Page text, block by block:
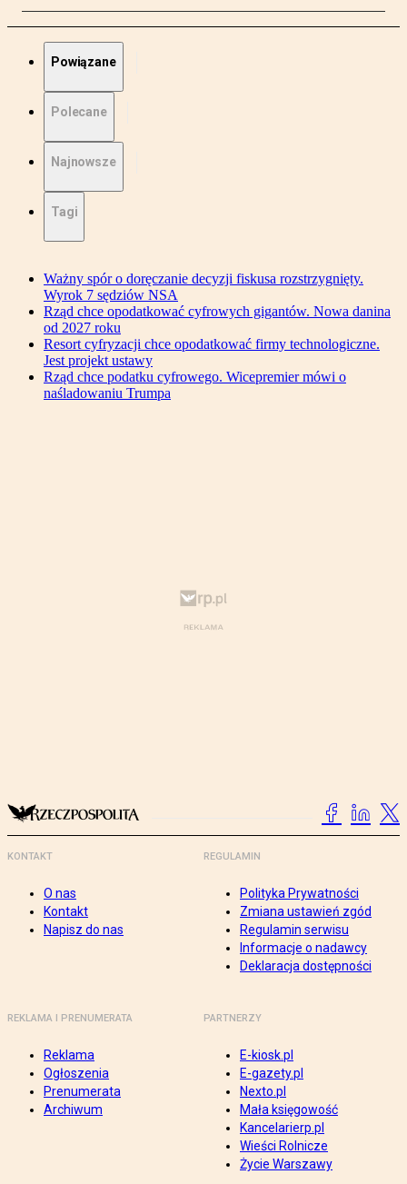
Powiązane
Polecane
Najnowsze
Tagi
Ważny spór o doręczanie decyzji fiskusa rozstrzygnięty.
Wyrok 7 sędziów NSA
Rząd chce opodatkować cyfrowych gigantów. Nowa danina
od 2027 roku
Resort cyfryzacji chce opodatkować firmy technologiczne.
Jest projekt ustawy
Rząd chce podatku cyfrowego. Wicepremier mówi o
naśladowaniu Trumpa
KONTAKT
O nas
Kontakt
Napisz do nas
REGULAMIN
Polityka Prywatności
Zmiana ustawień zgód
Regulamin serwisu
Informacje o nadawcy
Deklaracja dostępności
REKLAMA I PRENUMERATA
Reklama
Ogłoszenia
Prenumerata
Archiwum
PARTNERZY
E-kiosk.pl
E-gazety.pl
Nexto.pl
Mała księgowość
Kancelarierp.pl
Wieści Rolnicze
Życie Warszawy